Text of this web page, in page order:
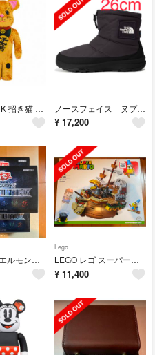
BE@RBRICK 招き猫 金 着ぐるみ版 1000％ ノースフェイス ヌプシブーティー NF52280 26cm
¥ 17,200
遊戯王 デュエルモンスターズ SECRET UTILITY BOX 3箱
Lego
LEGO レゴ スーパーマリオ 71391
¥ 11,400